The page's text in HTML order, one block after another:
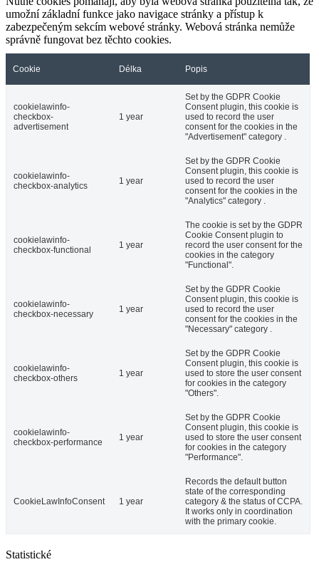
umožní základní funkce jako navigace stránky a přístup k
zabezpečeným sekcím webové stránky. Webová stránka nemůže
správně fungovat bez těchto cookies.
Cookie Délka Popis
cookielawinfo-
checkbox-
advertisement
1 year
Set by the GDPR Cookie
Consent plugin, this cookie is
used to record the user
consent for the cookies in the
"Advertisement" category .
cookielawinfo-
checkbox-analytics
1 year
Set by the GDPR Cookie
Consent plugin, this cookie is
used to record the user
consent for the cookies in the
"Analytics" category .
cookielawinfo-
checkbox-functional
1 year
The cookie is set by the GDPR
Cookie Consent plugin to
record the user consent for the
cookies in the category
"Functional".
cookielawinfo-
checkbox-necessary
1 year
Set by the GDPR Cookie
Consent plugin, this cookie is
used to record the user
consent for the cookies in the
"Necessary" category .
cookielawinfo-
checkbox-others
1 year
Set by the GDPR Cookie
Consent plugin, this cookie is
used to store the user consent
for cookies in the category
"Others".
cookielawinfo-
checkbox-performance
1 year
Set by the GDPR Cookie
Consent plugin, this cookie is
used to store the user consent
for cookies in the category
"Performance".
CookieLawInfoConsent 1 year
Records the default button
state of the corresponding
category & the status of CCPA.
It works only in coordination
with the primary cookie.
Statistické